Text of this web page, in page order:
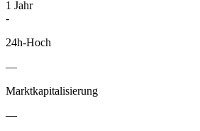
1 Jahr
-
24h-Hoch
—
Marktkapitalisierung
—